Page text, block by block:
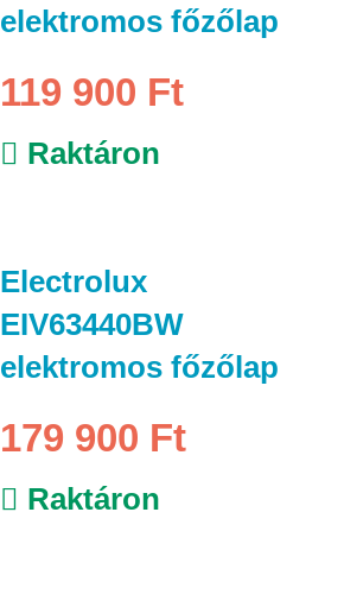
elektromos főzőlap
119 900 Ft
Raktáron
Electrolux
EIV63440BW
elektromos főzőlap
179 900 Ft
Raktáron